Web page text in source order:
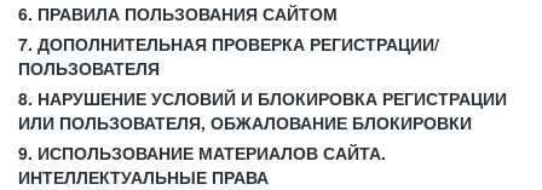
6. ПРАВИЛА ПОЛЬЗОВАНИЯ САЙТОМ
7. ДОПОЛНИТЕЛЬНАЯ ПРОВЕРКА РЕГИСТРАЦИИ/
ПОЛЬЗОВАТЕЛЯ
8. НАРУШЕНИЕ УСЛОВИЙ И БЛОКИРОВКА РЕГИСТРАЦИИ
ИЛИ ПОЛЬЗОВАТЕЛЯ, ОБЖАЛОВАНИЕ БЛОКИРОВКИ
9. ИСПОЛЬЗОВАНИЕ МАТЕРИАЛОВ САЙТА.
ИНТЕЛЛЕКТУАЛЬНЫЕ ПРАВА